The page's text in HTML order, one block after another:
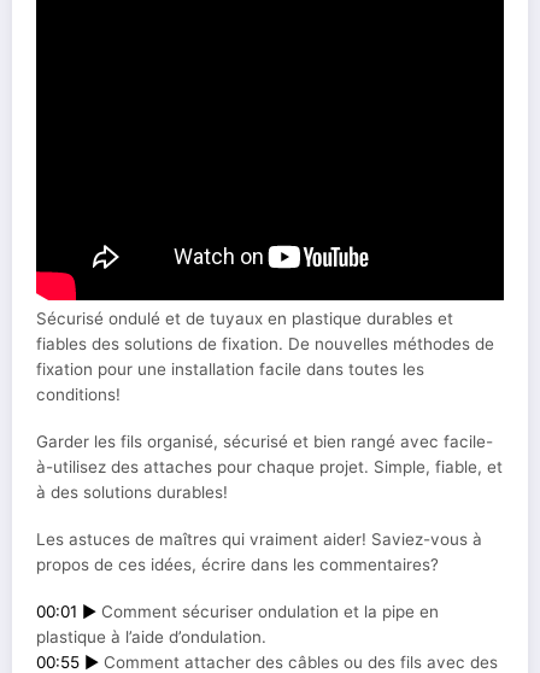
Sécurisé ondulé et de tuyaux en plastique durables et
fiables des solutions de fixation. De nouvelles méthodes de
fixation pour une installation facile dans toutes les
conditions!
Garder les fils organisé, sécurisé et bien rangé avec facile-
à-utilisez des attaches pour chaque projet. Simple, fiable, et
à des solutions durables!
Les astuces de maîtres qui vraiment aider! Saviez-vous à
propos de ces idées, écrire dans les commentaires?
00:01 ► Comment sécuriser ondulation et la pipe en
plastique à l’aide d’ondulation.
00:55 ► Comment attacher des câbles ou des fils avec des